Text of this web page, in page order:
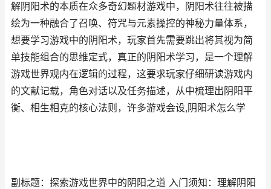
解阴阳术的本质在众多奇幻题材游戏中，阴阳术往往被描
绘为一种融合了召唤、符咒与元素操控的神秘力量体系，
想要学习游戏中的阴阳术，玩家首先需要跳出将其视为简
单技能组合的思维定式，真正的阴阳术学习，是一个理解
游戏世界观内在逻辑的过程，这要求玩家仔细研读游戏内
的文献记载，角色对话以及任务描述，从中梳理出阴阳平
衡、相生相克的核心法则，许多游戏会设,阴阳术怎么学
副标题：探索游戏世界中的阴阳之道 入门须知：理解阴阳